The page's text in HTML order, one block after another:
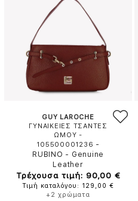
GUY LAROCHE
ΓΥΝΑΙΚΕΙΕΣ ΤΣΑΝΤΕΣ
ΩΜΟΥ -
105500001236 -
RUBINO - Genuine
Leather
Τρέχουσα τιμή: 90,00 €
Τιμή καταλόγου: 129,00 €
+2 χρώματα